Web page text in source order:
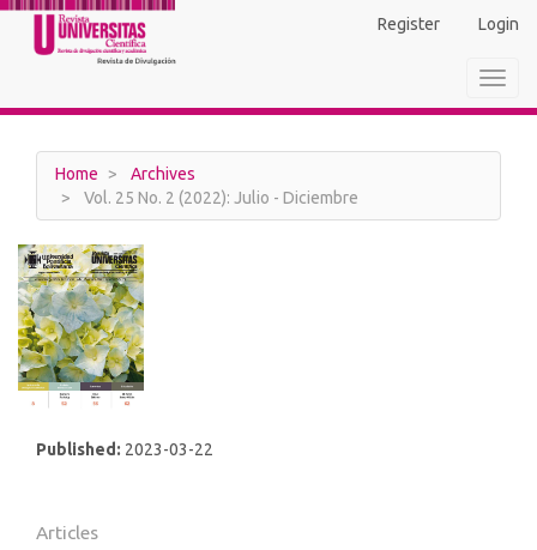
Main
Navigation
Main
Sidebar
Register Login
Home
Archives
Vol. 25 No. 2 (2022): Julio - Diciembre
Published: 2023-03-22
Articles